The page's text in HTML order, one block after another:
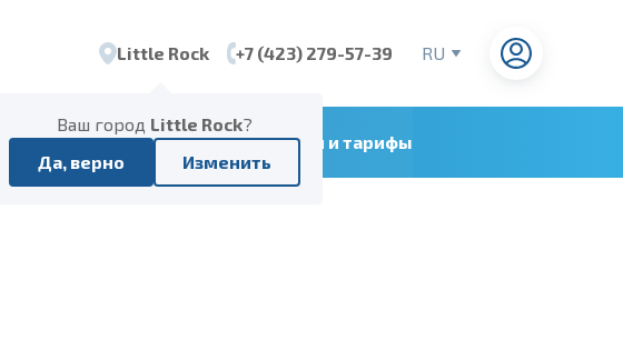
Little Rock
Ваш город Little Rock?
Да, верно
Изменить
+7 (423) 279-57-39
RU
Расписание судоходных линий и тарифы